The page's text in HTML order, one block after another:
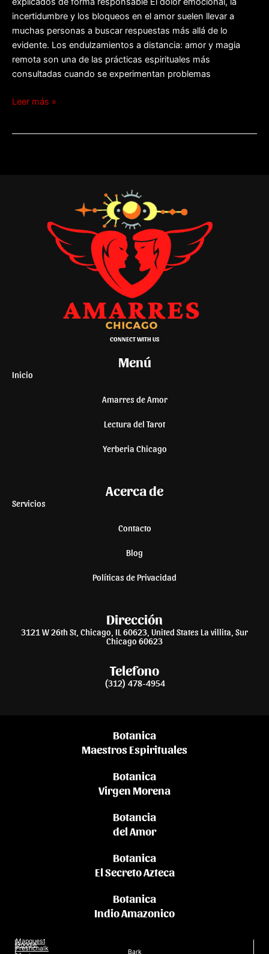
incertidumbre y los bloqueos en el amor suelen llevar a
muchas personas a buscar respuestas más allá de lo
evidente. Los endulzamientos a distancia: amor y magia
remota son una de las prácticas espirituales más
consultadas cuando se experimentan problemas
Leer más »
CONNECT WITH US
Menú
Inicio
Amarres de Amor
Lectura del Tarot
Yerberia Chicago
Acerca de
Servicios
Contacto
Blog
Políticas de Privacidad
Dirección
3121 W 26th St, Chicago, IL 60623, United States La villita, Sur
Chicago 60623
Telefono
(312) 478-4954
Botanica
Maestros Espirituales
Botanica
Virgen Morena
Botancia
del Amor
Botanica
El Secreto Azteca
Botanica
Indio Amazonico
Mapquest
Google
Freshchalk Bark